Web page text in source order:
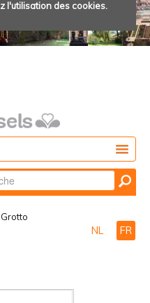
l'utilisation des cookies.
Grotto
NL FR